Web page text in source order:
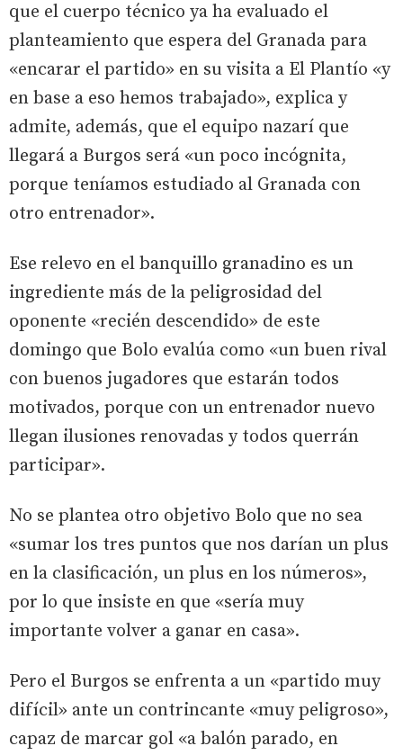
que el cuerpo técnico ya ha evaluado el
planteamiento que espera del Granada para
«encarar el partido» en su visita a El Plantío «y
en base a eso hemos trabajado», explica y
admite, además, que el equipo nazarí que
llegará a Burgos será «un poco incógnita,
porque teníamos estudiado al Granada con
otro entrenador».
Ese relevo en el banquillo granadino es un
ingrediente más de la peligrosidad del
oponente «recién descendido» de este
domingo que Bolo evalúa como «un buen rival
con buenos jugadores que estarán todos
motivados, porque con un entrenador nuevo
llegan ilusiones renovadas y todos querrán
participar».
No se plantea otro objetivo Bolo que no sea
«sumar los tres puntos que nos darían un plus
en la clasificación, un plus en los números»,
por lo que insiste en que «sería muy
importante volver a ganar en casa».
Pero el Burgos se enfrenta a un «partido muy
difícil» ante un contrincante «muy peligroso»,
capaz de marcar gol «a balón parado, en